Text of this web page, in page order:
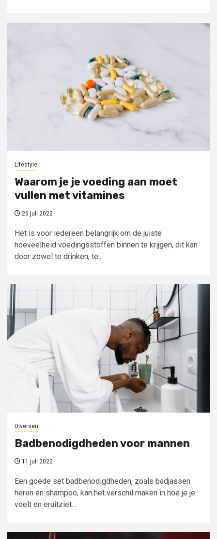
Lifestyle
Waarom je je voeding aan moet
vullen met vitamines
26 juli 2022
Het is voor iedereen belangrijk om de juiste
hoeveelheid voedingsstoffen binnen te krijgen, dit kan
door zowel te drinken, te...
Diversen
Badbenodigdheden voor mannen
11 juli 2022
Een goede set badbenodigdheden, zoals badjassen
heren en shampoo, kan het verschil maken in hoe je je
voelt en eruitziet....